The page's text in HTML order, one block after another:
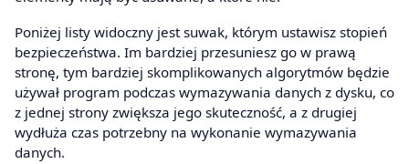
Poniżej listy widoczny jest suwak, którym ustawisz stopień
bezpieczeństwa. Im bardziej przesuniesz go w prawą
stronę, tym bardziej skomplikowanych algorytmów będzie
używał program podczas wymazywania danych z dysku, co
z jednej strony zwiększa jego skuteczność, a z drugiej
wydłuża czas potrzebny na wykonanie wymazywania
danych.